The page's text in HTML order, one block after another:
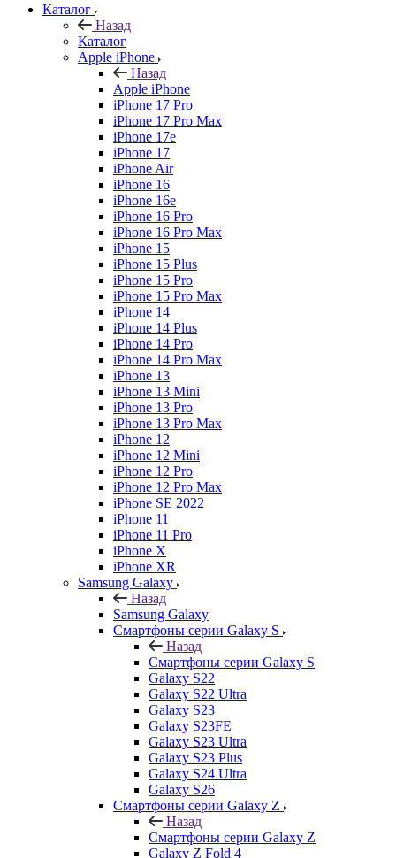
Каталог
Назад
Каталог
Apple iPhone
Назад
Apple iPhone
iPhone 17 Pro
iPhone 17 Pro Max
iPhone 17e
iPhone 17
iPhone Air
iPhone 16
iPhone 16e
iPhone 16 Pro
iPhone 16 Pro Max
iPhone 15
iPhone 15 Plus
iPhone 15 Pro
iPhone 15 Pro Max
iPhone 14
iPhone 14 Plus
iPhone 14 Pro
iPhone 14 Pro Max
iPhone 13
iPhone 13 Mini
iPhone 13 Pro
iPhone 13 Pro Max
iPhone 12
iPhone 12 Mini
iPhone 12 Pro
iPhone 12 Pro Max
iPhone SE 2022
iPhone 11
iPhone 11 Pro
iPhone X
iPhone XR
Samsung Galaxy
Назад
Samsung Galaxy
Смартфоны серии Galaxy S
Назад
Смартфоны серии Galaxy S
Galaxy S22
Galaxy S22 Ultra
Galaxy S23
Galaxy S23FE
Galaxy S23 Ultra
Galaxy S23 Plus
Galaxy S24 Ultra
Galaxy S26
Смартфоны серии Galaxy Z
Назад
Смартфоны серии Galaxy Z
Galaxy Z Fold 4